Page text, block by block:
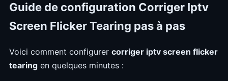
Guide de configuration Corriger Iptv
Screen Flicker Tearing pas à pas
Voici comment configurer corriger iptv screen flicker
tearing en quelques minutes :